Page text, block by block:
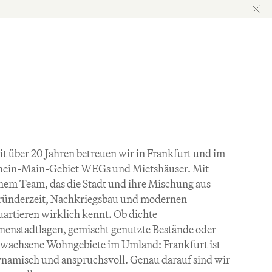
über 20 Jahren betreuen wir in Frankfurt und im
Main-Gebiet WEGs und Mietshäuser. Mit
Team, das die Stadt und ihre Mischung aus
Nachkriegsbau und modernen
wirklich kennt. Ob dichte
gemischt genutzte Bestände oder
Wohngebiete im Umland: Frankfurt ist
und anspruchsvoll. Genau darauf sind wir